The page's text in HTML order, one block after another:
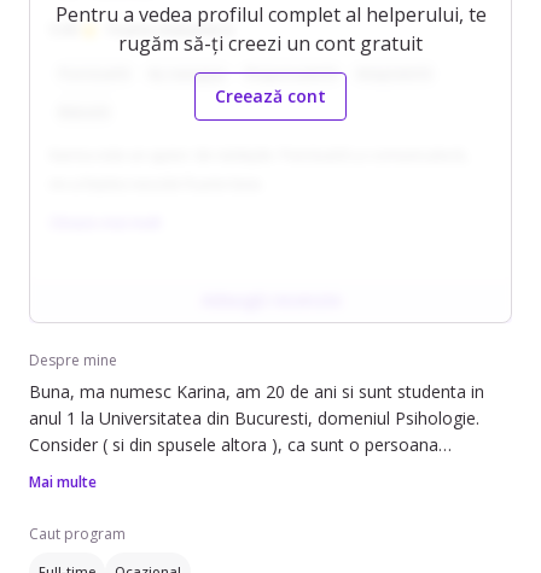
Pentru a vedea profilul complet al helperului, te
rugăm să-ți creezi un cont gratuit
Creează cont
Foarte mulțumit/ă
Aș reangaja Responsabil/ă
Despre mine
Buna, ma numesc Karina, am 20 de ani si sunt studenta in
anul 1 la Universitatea din Bucuresti, domeniul Psihologie.
Consider ( si din spusele altora ), ca sunt o persoana
energetica, determinata si plina de compansiune si empatie
randul meu o sora mai mica si mai multi verisori, asa ca fiind
verisoara cea mai mare din familie am mult antrenament in
Mai multe
Caut program